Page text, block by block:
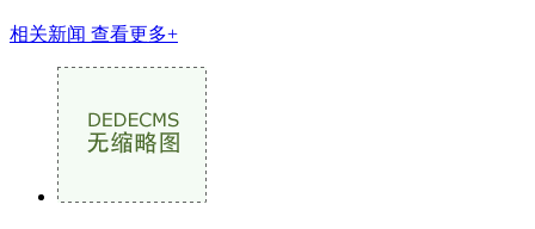
相关新闻 查看更多+